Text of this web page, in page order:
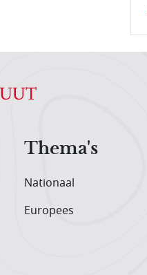
Thema's
Nationaal
Europees